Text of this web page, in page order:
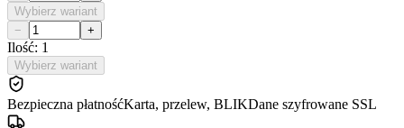
Wybierz wariant
−
+
Ilość: 1
Wybierz wariant
Bezpieczna płatnośćKarta, przelew, BLIKDane szyfrowane SSL